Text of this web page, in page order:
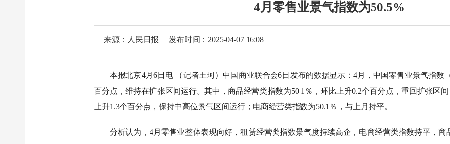
4月零售业景气指数为50.5%
来源：人民日报 发布时间：2025-04-07 16:08
本报北京4月6日电 （记者王珂）中国商业联合会6日发布的数据显示：4月，中国零售业景气指数
百分点，维持在扩张区间运行。其中，商品经营类指数为50.1％，环比上升0.2个百分点，重回扩张区
上升1.3个百分点，保持中高位景气区间运行；电商经营类指数为50.1％，与上月持平。
分析认为，4月零售业整体表现向好，租赁经营类指数景气度持续高企，电商经营类指数持平，